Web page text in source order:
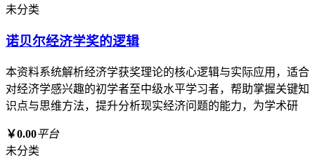
未分类
诺贝尔经济学奖的逻辑
本资料系统解析经济学获奖理论的核心逻辑与实际应用，适合
对经济学感兴趣的初学者至中级水平学习者，帮助掌握关键知
识点与思维方法，提升分析现实经济问题的能力，为学术研
￥0.00平台
未分类